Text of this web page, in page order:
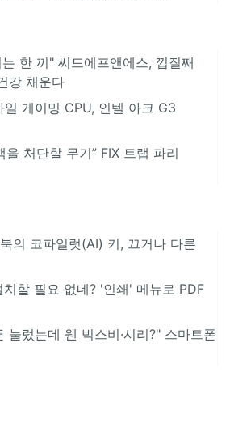
한 끼" 씨드에프앤에스, 껍질째
강 채운다
게이밍 CPU, 인텔 아크 G3
처단할 무기” FIX 트랩 파리
의 코파일럿(AI) 키, 끄거나 다른
할 필요 없네? '인쇄' 메뉴로 PDF
눌렀는데 웬 빅스비·시리?" 스마트폰